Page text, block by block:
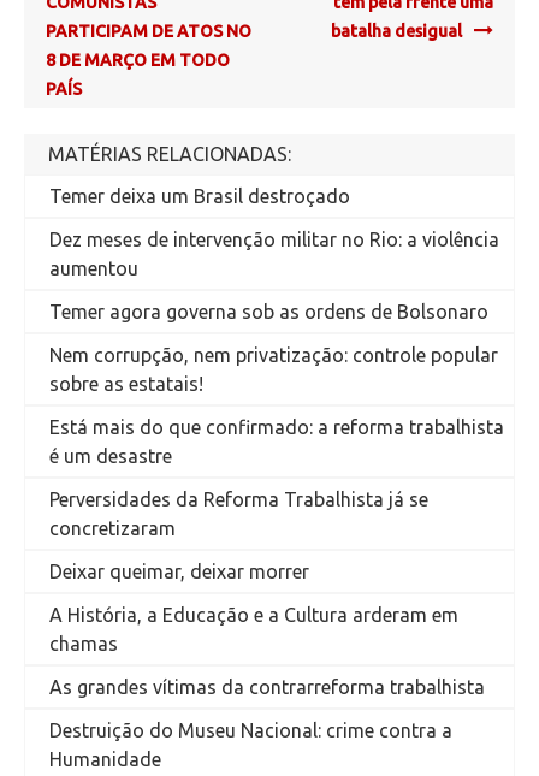
PARTICIPAM DE ATOS NO
8 DE MARÇO EM TODO
PAÍS
batalha desigual
MATÉRIAS RELACIONADAS:
Temer deixa um Brasil destroçado
Dez meses de intervenção militar no Rio: a violência
aumentou
Temer agora governa sob as ordens de Bolsonaro
Nem corrupção, nem privatização: controle popular
sobre as estatais!
Está mais do que confirmado: a reforma trabalhista
é um desastre
Perversidades da Reforma Trabalhista já se
concretizaram
Deixar queimar, deixar morrer
A História, a Educação e a Cultura arderam em
chamas
As grandes vítimas da contrarreforma trabalhista
Destruição do Museu Nacional: crime contra a
Humanidade